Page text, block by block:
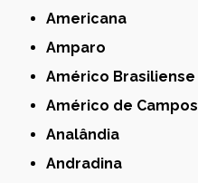
Americana
Amparo
Américo Brasiliense
Américo de Campos
Analândia
Andradina